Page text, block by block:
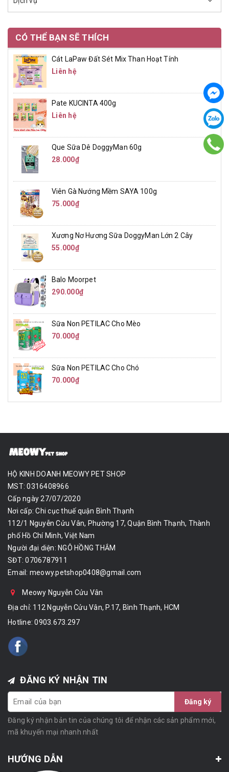
CÓ THỂ BẠN SẼ THÍCH
Cát LaPaw Đất Sét Mix Than Hoạt Tính
Liên hệ
Pate KUCINTA 400g
Liên hệ
Que Sữa Dê DoggyMan 60g
28.000₫
Viên Gà Nướng Mềm SAYA 100g
75.000₫
Xương Nơ Hương Sữa DoggyMan Lớn 2 Cây
55.000₫
Balo Moorpet
290.000₫
Sữa Non PETILAC Cho Mèo
70.000₫
Sữa Non PETILAC Cho Chó
70.000₫
HỘ KINH DOANH MEOWY PET SHOP
MST: 0316408966
Cấp ngày 27/07/2020
Nơi cấp: Chi cục thuế quận Bình Thạnh
112/1 Nguyễn Cửu Vân, Phường 17, Quận Bình Thạnh, Thành
phố Hồ Chí Minh, Việt Nam
Người đại diện: NGÔ HỒNG THẮM
SĐT: 0706787911
Email: meowy.petshop0408@gmail.com
Meowy Nguyễn Cửu Vân
Địa chỉ: 112 Nguyễn Cửu Vân, P.17, Bình Thạnh, HCM
Hotline:0903.673.297
ĐĂNG KÝ NHẬN TIN
Đăng ký
Đăng ký nhận bản tin của chúng tôi để nhận các sản phẩm mới,
mã khuyến mại nhanh nhất
HƯỚNG DẪN